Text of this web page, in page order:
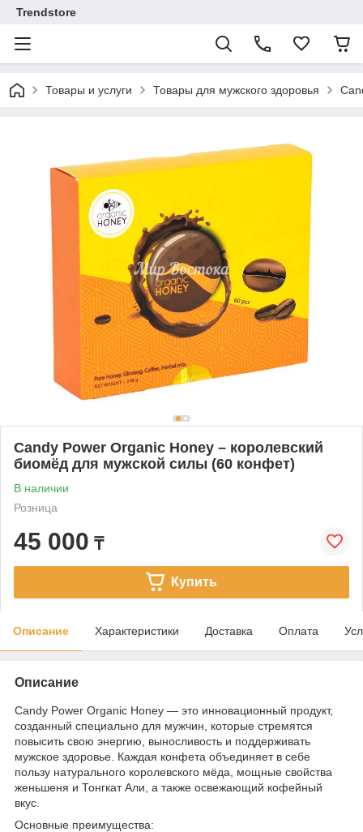
Trendstore
Товары и услуги Товары для мужского здоровья
Candy Power Organic Honey – королевский
биомёд для мужской силы (60 конфет)
В наличии
Розница
45 000 ₸
Купить
Описание Характеристики Доставка Оплата
Описание
Candy Power Organic Honey — это инновационный продукт,
созданный специально для мужчин, которые стремятся
повысить свою энергию, выносливость и поддерживать
мужское здоровье. Каждая конфета объединяет в себе
пользу натурального королевского мёда, мощные свойства
женьшеня и Тонгкат Али, а также освежающий кофейный
вкус.
Основные преимущества: